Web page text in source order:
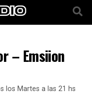
– Emsiion
los Martes a las 21 hs